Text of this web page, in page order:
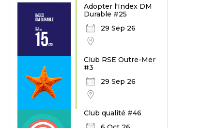
Adopter l'Index DM
Durable #25
29 Sep 26
Club RSE Outre-Mer
#3
29 Sep 26
Club qualité #46